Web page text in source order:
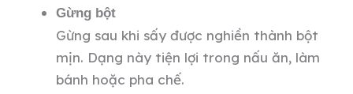
Gừng bột
Gừng sau khi sấy được nghiền thành bột
mịn. Dạng này tiện lợi trong nấu ăn, làm
bánh hoặc pha chế.